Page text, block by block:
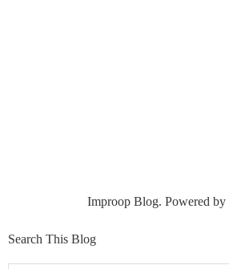
Improop Blog. Powered by
Search This Blog